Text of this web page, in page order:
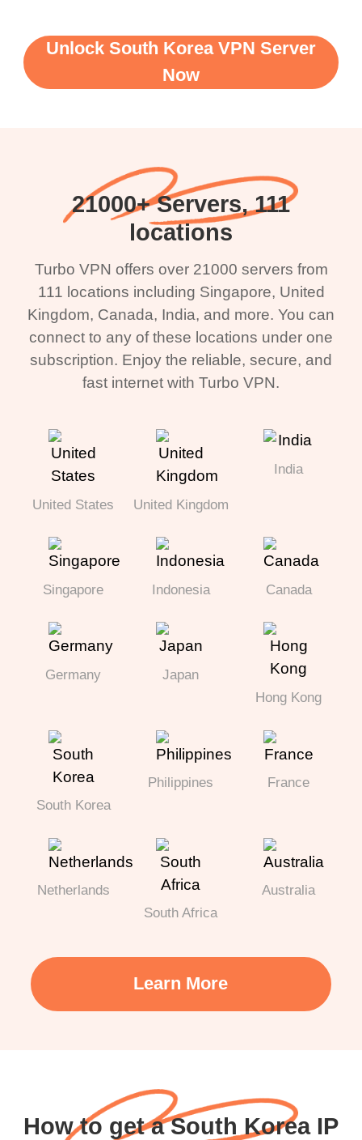
Unlock South Korea VPN Server
Now
21000+ Servers, 111
locations
Turbo VPN offers over 21000 servers from
111 locations including Singapore, United
Kingdom, Canada, India, and more. You can
connect to any of these locations under one
subscription. Enjoy the reliable, secure, and
fast internet with Turbo VPN.
United States United Kingdom
India
Singapore Indonesia Canada
Germany
Japan
Hong Kong
South Korea
Philippines France
Netherlands
South Africa
Australia
Learn More
How to get a South Korea IP